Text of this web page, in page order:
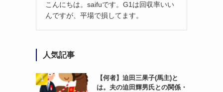
こんにちは。saifuです。G1は回収率いい
んですが、平場で損してます。
人気記事
【何者】迫田三果子(馬主)と
は。夫の迫田輝男氏との関係・